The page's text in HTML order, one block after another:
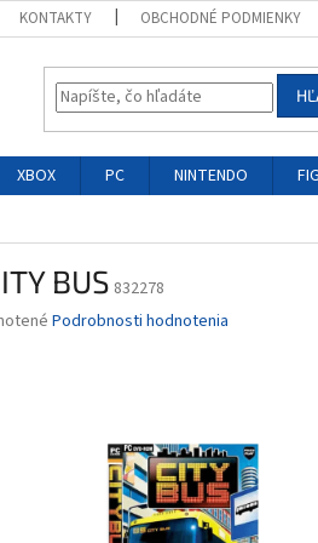
KONTAKTY OBCHODNÉ PODMIENKY
XBOX PC NINTENDO
BUS 832278
Podrobnosti hodnotenia